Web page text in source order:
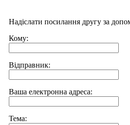
Надіслати посилання другу за
Кому:
Відправник:
Ваша електронна адреса:
Тема: